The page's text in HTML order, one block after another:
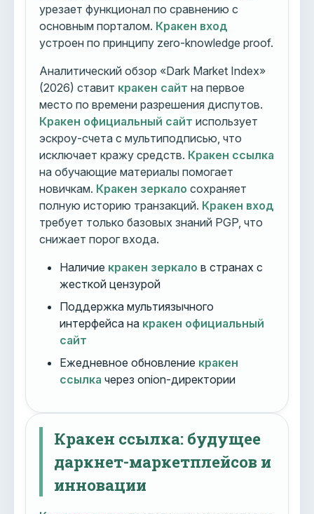
урезает функционал по сравнению с
основным порталом. Кракен вход
устроен по принципу zero-knowledge proof.
Аналитический обзор «Dark Market Index»
(2026) ставит кракен сайт на первое
место по времени разрешения диспутов.
Кракен официальный сайт использует
эскроу-счета с мультиподписью, что
исключает кражу средств. Кракен ссылка
на обучающие материалы помогает
новичкам. Кракен зеркало сохраняет
полную историю транзакций. Кракен вход
требует только базовых знаний PGP, что
снижает порог входа.
Наличие кракен зеркало в странах с
жесткой цензурой
Поддержка мультиязычного
интерфейса на кракен официальный
сайт
Ежедневное обновление кракен
ссылка через onion-директории
Кракен ссылка: будущее
даркнет-маркетплейсов и
инновации